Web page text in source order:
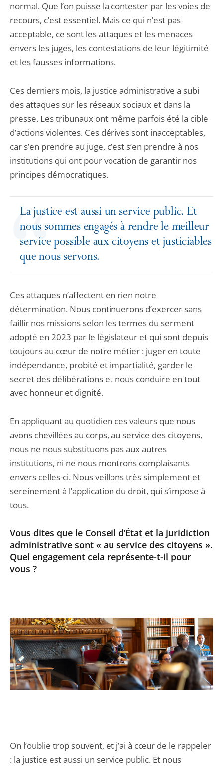
normal. Que l’on puisse la contester par les voies de
recours, c’est essentiel. Mais ce qui n’est pas
acceptable, ce sont les attaques et les menaces
envers les juges, les contestations de leur légitimité
et les fausses informations.
Ces derniers mois, la justice administrative a subi
des attaques sur les réseaux sociaux et dans la
presse. Les tribunaux ont même parfois été la cible
d’actions violentes. Ces dérives sont inacceptables,
car s’en prendre au juge, c’est s’en prendre à nos
institutions qui ont pour vocation de garantir nos
principes démocratiques.
La justice est aussi un service public. Et
nous sommes engagés à rendre le meilleur
service possible aux citoyens et justiciables
que nous servons.
Ces attaques n’affectent en rien notre
détermination. Nous continuerons d’exercer sans
faillir nos missions selon les termes du serment
adopté en 2023 par le législateur et qui sont depuis
toujours au cœur de notre métier : juger en toute
indépendance, probité et impartialité, garder le
secret des délibérations et nous conduire en tout
avec honneur et dignité.
En appliquant au quotidien ces valeurs que nous
avons chevillées au corps, au service des citoyens,
nous ne nous substituons pas aux autres
institutions, ni ne nous montrons complaisants
envers celles-ci. Nous veillons très simplement et
sereinement à l’application du droit, qui s’impose à
tous.
Vous dites que le Conseil d’État et la juridiction
administrative sont « au service des citoyens ».
Quel engagement cela représente-t-il pour
vous ?
On l’oublie trop souvent, et j’ai à cœur de le rappeler
: la justice est aussi un service public. Et nous